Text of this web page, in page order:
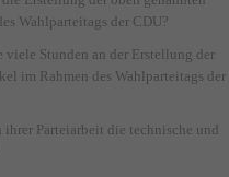
Wahlparteitags der CDU?
Stunden an der Erstellung der
im Rahmen des Wahlparteitags der
Parteiarbeit die technische und